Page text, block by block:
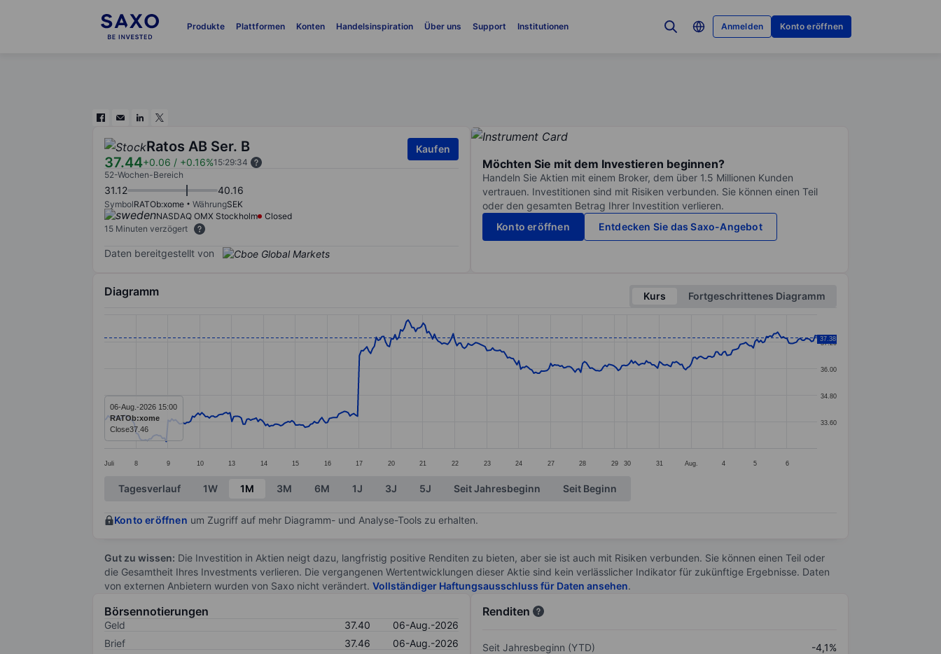
Produkte Plattformen Konten Handelsinspiration Über uns Support Institutionen Anmelden Konto eröffnen
Ratos AB Ser. B
37.44+0.06 / +0.16%15:29:34
Kaufen
52-Wochen-Bereich
31.12 40.16
SymbolRATOb:xome WährungSEK
NASDAQ OMX Stockholm
Closed
15 Minuten verzögert
Daten bereitgestellt von
Möchten Sie mit dem Investieren beginnen?
Handeln Sie Aktien mit einem Broker, dem über 1.5 Millionen Kunden
vertrauen. Investitionen sind mit Risiken verbunden. Sie können einen Teil
oder den gesamten Betrag Ihrer Investition verlieren.
Konto eröffnen
Entdecken Sie das Saxo-Angebot
Diagramm Kurs
Fortgeschrittenes Diagramm
The chart has 1 Y axis displaying values. Data ranges from 32.7 to 38.18.
Juli 8 9 10 13 14 15 16 17 20 21 22 23 24 27 28 29 30 31 Aug. 4 5 6
33.60
34.80
36.00
37.20
37.38
06-Aug.-2026 15:00
RATOb:xome
Close37.46
End of interactive chart.
Tagesverlauf 1W 1M 3M 6M 1J 3J 5J Seit Jahresbeginn Seit Beginn
Konto eröffnen um Zugriff auf mehr Diagramm- und Analyse-Tools zu erhalten.
Gut zu wissen: Die Investition in Aktien neigt dazu, langfristig positive Renditen zu bieten, aber sie ist auch mit Risiken verbunden. Sie können einen Teil oder
die Gesamtheit Ihres Investments verlieren. Die vergangenen Wertentwicklungen dieser Aktie sind kein verlässlicher Indikator für zukünftige Ergebnisse. Daten
von externen Anbietern wurden von Saxo nicht verändert. Vollständiger Haftungsausschluss für Daten ansehen.
Börsennotierungen
Geld 37.40
06-Aug.-2026
Brief
37.46
06-Aug.-2026
Renditen
Seit Jahresbeginn (YTD)
-4,1%